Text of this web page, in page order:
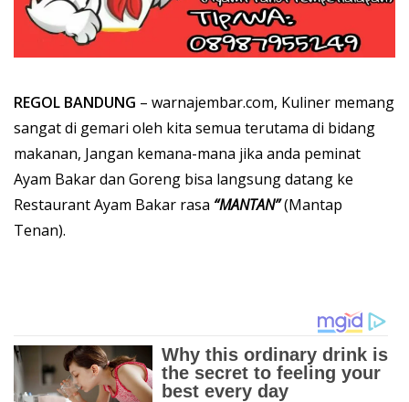
REGOL BANDUNG – warnajembar.com, Kuliner memang
sangat di gemari oleh kita semua terutama di bidang
makanan, Jangan kemana-mana jika anda peminat
Ayam Bakar dan Goreng bisa langsung datang ke
Restaurant Ayam Bakar rasa “MANTAN”(Mantap
Tenan).